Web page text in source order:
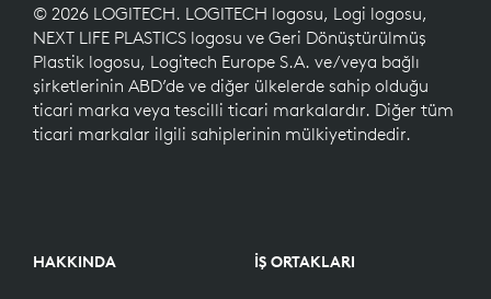
© 2026 LOGITECH. LOGITECH logosu, Logi logosu,
NEXT LIFE PLASTICS logosu ve Geri Dönüştürülmüş
Plastik logosu, Logitech Europe S.A. ve/veya bağlı
şirketlerinin ABD’de ve diğer ülkelerde sahip olduğu
ticari marka veya tescilli ticari markalardır. Diğer tüm
ticari markalar ilgili sahiplerinin mülkiyetindedir.
HAKKINDA İŞ ORTAKLARI